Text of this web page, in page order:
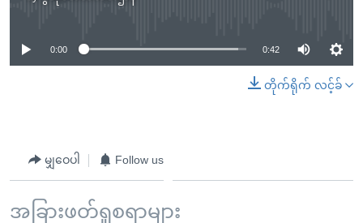
No media source currently available
0:00 0:42
တိုက်ရိုက် လင့်ခ်
မျှဝေပါ Follow us
အခြားဖတ်ရှုစရာများ